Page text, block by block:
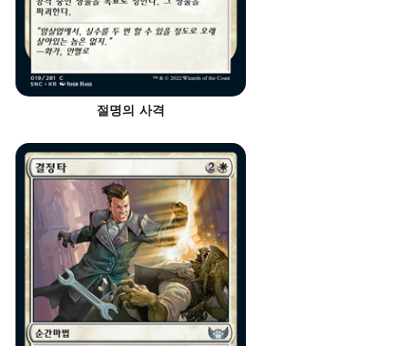
절명의 사격